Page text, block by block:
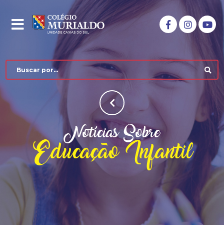
COLÉGIO MURIALDO
NÍVEIS DE ENSINO
Notícias Sobre
Educação Infantil